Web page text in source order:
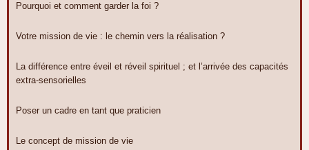
Pourquoi et comment garder la foi ?
Votre mission de vie : le chemin vers la réalisation ?
La différence entre éveil et réveil spirituel ; et l’arrivée des capacités
extra-sensorielles
Poser un cadre en tant que praticien
Le concept de mission de vie